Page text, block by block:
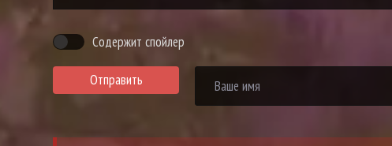
Содержит спойлер
Отправить